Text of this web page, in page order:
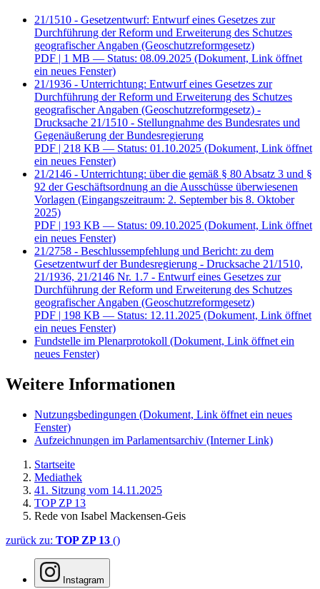
21/1510 - Gesetzentwurf: Entwurf eines Gesetzes zur
Durchführung der Reform und Erweiterung des Schutzes
geografischer Angaben (Geoschutzreformgesetz)
PDF | 1 MB — Status: 08.09.2025 (Dokument, Link öffnet
ein neues Fenster)
21/1936 - Unterrichtung: Entwurf eines Gesetzes zur
Durchführung der Reform und Erweiterung des Schutzes
geografischer Angaben (Geoschutzreformgesetz) -
Drucksache 21/1510 - Stellungnahme des Bundesrates und
Gegenäußerung der Bundesregierung
PDF | 218 KB — Status: 01.10.2025 (Dokument, Link öffnet
ein neues Fenster)
21/2146 - Unterrichtung: über die gemäß § 80 Absatz 3 und §
92 der Geschäftsordnung an die Ausschüsse überwiesenen
Vorlagen (Eingangszeitraum: 2. September bis 8. Oktober
2025)
PDF | 193 KB — Status: 09.10.2025 (Dokument, Link öffnet
ein neues Fenster)
21/2758 - Beschlussempfehlung und Bericht: zu dem
Gesetzentwurf der Bundesregierung - Drucksache 21/1510,
21/1936, 21/2146 Nr. 1.7 - Entwurf eines Gesetzes zur
Durchführung der Reform und Erweiterung des Schutzes
geografischer Angaben (Geoschutzreformgesetz)
PDF | 198 KB — Status: 12.11.2025 (Dokument, Link öffnet
ein neues Fenster)
Fundstelle im Plenarprotokoll (Dokument, Link öffnet ein
neues Fenster)
Weitere Informationen
Nutzungsbedingungen (Dokument, Link öffnet ein neues
Fenster)
Aufzeichnungen im Parlamentsarchiv (Interner Link)
Startseite
Mediathek
41. Sitzung vom 14.11.2025
TOP ZP 13
Rede von Isabel Mackensen-Geis
zurück zu: TOP ZP 13 ()
Instagram